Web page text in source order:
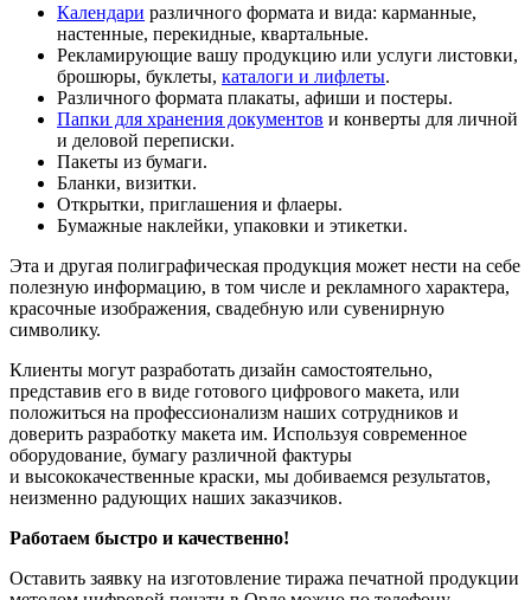
Календари различного формата и вида: карманные,
настенные, перекидные, квартальные.
Рекламирующие вашу продукцию или услуги листовки,
брошюры, буклеты, каталоги и лифлеты.
Различного формата плакаты, афиши и постеры.
Папки для хранения документов и конверты для личной
и деловой переписки.
Пакеты из бумаги.
Бланки, визитки.
Открытки, приглашения и флаеры.
Бумажные наклейки, упаковки и этикетки.
Эта и другая полиграфическая продукция может нести на себе
полезную информацию, в том числе и рекламного характера,
красочные изображения, свадебную или сувенирную
символику.
Клиенты могут разработать дизайн самостоятельно,
представив его в виде готового цифрового макета, или
положиться на профессионализм наших сотрудников и
доверить разработку макета им. Используя современное
оборудование, бумагу различной фактуры
и высококачественные краски, мы добиваемся результатов,
неизменно радующих наших заказчиков.
Работаем быстро и качественно!
Оставить заявку на изготовление тиража печатной продукции